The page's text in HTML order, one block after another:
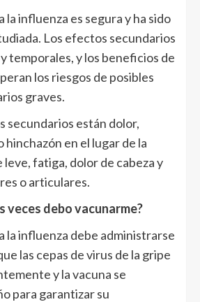
la influenza es segura y ha sido
Los efectos secundarios
temporales, y los beneficios de
los riesgos de posibles
graves.
secundarios están dolor,
en el lugar de la
fatiga, dolor de cabeza y
o articulares.
veces debo vacunarme?
la influenza debe administrarse
las cepas de virus de la gripe
y la vacuna se
para garantizar su